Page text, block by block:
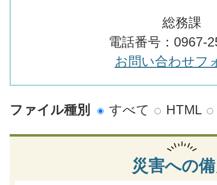
総務課
電話番号：0967-
お問い合わせフ
ファイル種別 すべて HTML
災害への